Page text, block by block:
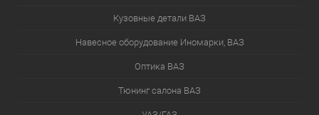
Кузовные детали ВАЗ
Навесное оборудование Иномарки, ВАЗ
Оптика ВАЗ
Тюнинг салона ВАЗ